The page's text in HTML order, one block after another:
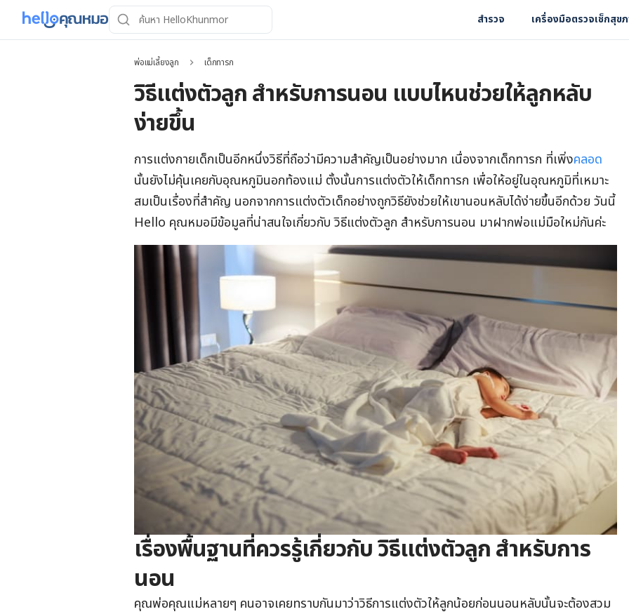
สำรวจ เครื่องมือตรวจเช็กสุข
พ่อแม่เลี้ยงลูก เด็กทารก
วิธีแต่งตัวลูก สำหรับการนอน แบบไหนช่วยให้ลูกหลับ
ง่ายขึ้น
การแต่งกายเด็กเป็นอีกหนึ่งวิธีที่ถือว่ามีความสำคัญเป็นอย่างมาก เนื่องจากเด็กทารก ที่เพิ่งคลอด
นั้นยังไม่คุ้นเคยกับอุณหภูมินอกท้องแม่ ตั้งนั้นการแต่งตัวให้เด็กทารก เพื่อให้อยู่ในอุณหภูมิที่เหมาะ
สมเป็นเรื่องที่สำคัญ นอกจากการแต่งตัวเด็กอย่างถูกวิธียังช่วยให้เขานอนหลับได้ง่ายขึ้นอีกด้วย วันนี้
Hello คุณหมอมีข้อมูลที่น่าสนใจเกี่ยวกับ วิธีแต่งตัวลูก สำหรับการนอน มาฝากพ่อแม่มือใหม่กันค่ะ
เรื่องพื้นฐานที่ควรรู้เกี่ยวกับ วิธีแต่งตัวลูก สำหรับการ
นอน
คุณพ่อคุณแม่หลายๆ คนอาจเคยทราบกันมาว่าวิธีการแต่งตัวให้ลูกน้อยก่อนนอนหลับนั้นจะต้องสวม